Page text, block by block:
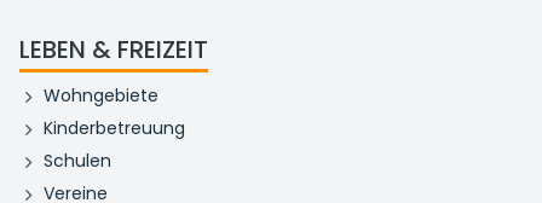
LEBEN & FREIZEIT
Wohngebiete
Kinderbetreuung
Schulen
Vereine